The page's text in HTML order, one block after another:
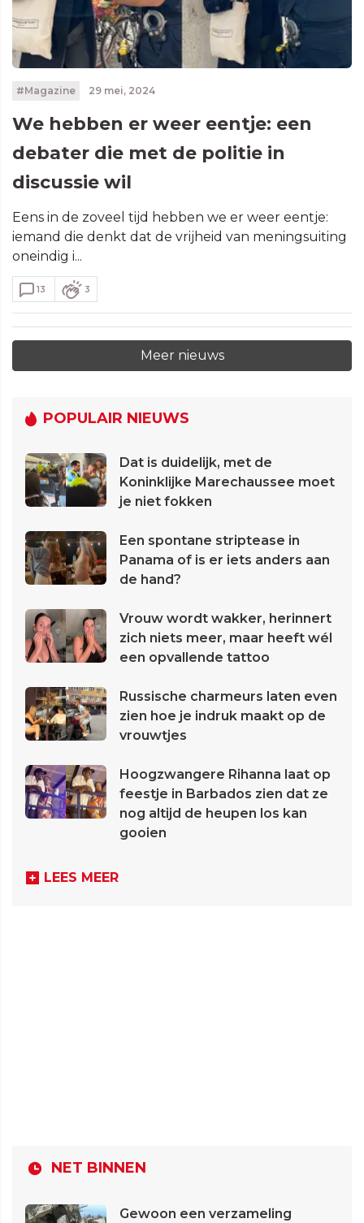
#Magazine 29 mei, 2024
We hebben er weer eentje: een
debater die met de politie in
discussie wil
Eens in de zoveel tijd hebben we er weer eentje:
iemand die denkt dat de vrijheid van meningsuiting
oneindig i...
13 3
Meer nieuws
POPULAIR NIEUWS
Dat is duidelijk, met de
Koninklijke Marechaussee moet
je niet fokken
Een spontane striptease in
Panama of is er iets anders aan
de hand?
Vrouw wordt wakker, herinnert
zich niets meer, maar heeft wél
een opvallende tattoo
Russische charmeurs laten even
zien hoe je indruk maakt op de
vrouwtjes
Hoogzwangere Rihanna laat op
feestje in Barbados zien dat ze
nog altijd de heupen los kan
gooien
LEES MEER
NET BINNEN
Gewoon een verzameling